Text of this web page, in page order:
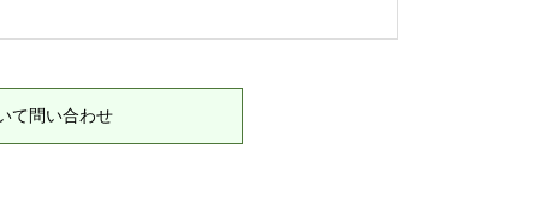
て問い合わせ